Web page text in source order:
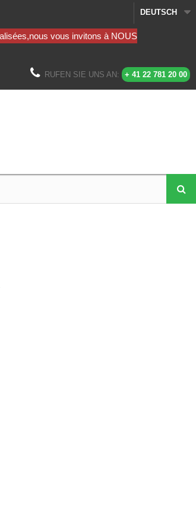
DEUTSCH
RUFEN SIE UNS AN: + 41 22 781 20 00